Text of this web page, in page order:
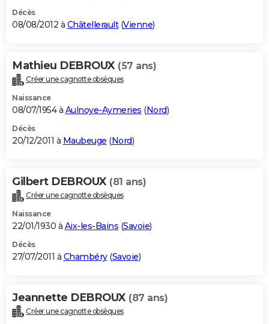
Décès
08/08/2012 à Châtellerault(Vienne)
Mathieu DEBROUX (57 ans)
Créer une cagnotte obsèques
Naissance
08/07/1954 à Aulnoye-Aymeries (Nord)
Décès
20/12/2011 à Maubeuge (Nord)
Gilbert DEBROUX (81 ans)
Créer une cagnotte obsèques
Naissance
22/01/1930 à Aix-les-Bains (Savoie)
Décès
27/07/2011 à Chambéry(Savoie)
Jeannette DEBROUX (87 ans)
Créer une cagnotte obsèques